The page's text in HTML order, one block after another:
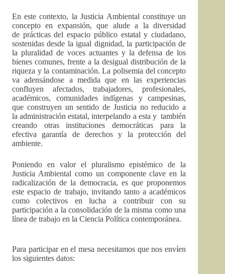
En este contexto, la Justicia Ambiental constituye un
concepto en expansión, que alude a la diversidad
de prácticas del espacio público estatal y ciudadano,
sostenidas desde la igual dignidad, la participación de
la pluralidad de voces actuantes y la defensa de los
bienes comunes, frente a la desigual distribución de la
riqueza y la contaminación. La polisemia del concepto
va adensándose a medida que en las experiencias
confluyen afectados, trabajadores, profesionales,
académicos, comunidades indígenas y campesinas,
que construyen un sentido de Justicia no reducido a
la administración estatal, interpelando a esta y también
creando otras instituciones democráticas para la
efectiva garantía de derechos y la protección del
ambiente.
Poniendo en valor el pluralismo epistémico de la
Justicia Ambiental como un componente clave en la
radicalización de la democracia, es que proponemos
este espacio de trabajo, invitando tanto a académicos
como colectivos en lucha a contribuir con su
participación a la consolidación de la misma como una
línea de trabajo en la Ciencia Política contemporánea.
Para participar en el mesa necesitamos que nos envíen
los siguientes datos: